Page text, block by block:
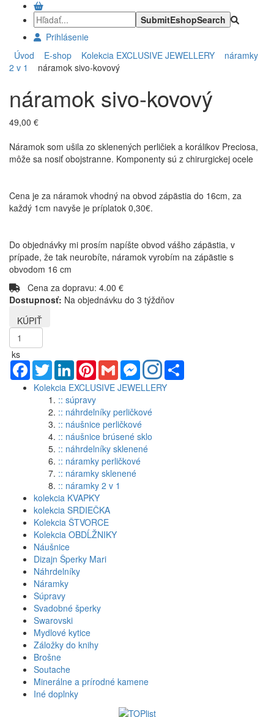
Prihlásenie
Úvod
E-shop Kolekcia EXCLUSIVE JEWELLERY
náramky
2 v 1
náramok sivo-kovový
náramok sivo-kovový
49,00 €
Náramok som ušila zo sklenených perličiek a korálikov Preciosa,
môže sa nosiť obojstranne. Komponenty sú z chirurgickej ocele
Cena je za náramok vhodný na obvod zápästia do 16cm, za
každý 1cm navyše je príplatok 0,30€.
Do objednávky mi prosím napíšte obvod vášho zápästia, v
prípade, že tak neurobíte, náramok vyrobím na zápästie s
obvodom 16 cm
Cena za dopravu: 4.00 €
Dostupnosť: Na objednávku do 3 týždňov
ks
Facebook
TwitterLinkedInPinterestGmail Messenger
Kolekcia EXCLUSIVE JEWELLERY
:: súpravy
:: náhrdelníky perličkové
:: náušnice perličkové
:: náušnice brúsené sklo
:: náhrdelníky sklenené
:: náramky perličkové
:: náramky sklenené
:: náramky 2 v 1
kolekcia KVAPKY
kolekcia SRDIEČKA
Kolekcia ŠTVORCE
Kolekcia OBDĹŽNIKY
Náušnice
Dizajn Šperky Mari
Náhrdelníky
Náramky
Súpravy
Svadobné šperky
Swarovski
Mydlové kytice
Záložky do knihy
Brošne
Soutache
Minerálne a prírodné kamene
Iné doplnky